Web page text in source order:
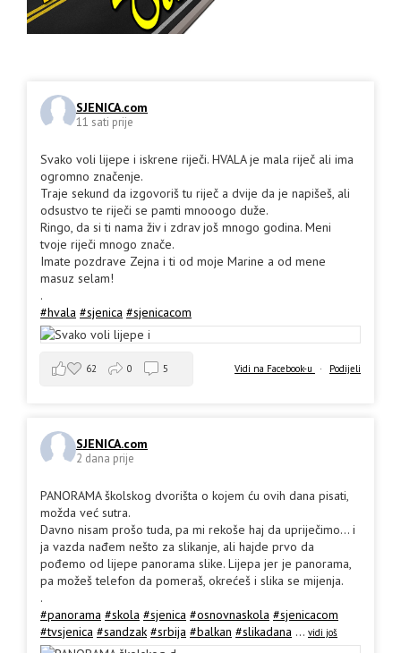
SJENICA.com
11 sati prije
Svako voli lijepe i iskrene riječi. HVALA je mala riječ ali ima
ogromno značenje.
Traje sekund da izgovoriš tu riječ a dvije da je napišeš, ali
odsustvo te riječi se pamti mnooogo duže.
Ringo, da si ti nama živ i zdrav još mnogo godina. Meni
tvoje riječi mnogo znače.
Imate pozdrave Zejna i ti od moje Marine a od mene
masuz selam!
.
#hvala #sjenica #sjenicacom
Vidi na Facebook-u · Podijeli
62 0 5
SJENICA.com
2 dana prije
PANORAMA školskog dvorišta o kojem ću ovih dana pisati,
možda već sutra.
Davno nisam prošo tuda, pa mi rekoše haj da upriječimo... i
ja vazda nađem nešto za slikanje, ali hajde prvo da
pođemo od lijepe panorama slike. Lijepa jer je panorama,
pa možeš telefon da pomeraš, okrećeš i slika se mijenja.
.
#panorama #skola #sjenica #osnovnaskola #sjenicacom
#tvsjenica #sandzak #srbija #balkan #slikadana ... vidi još